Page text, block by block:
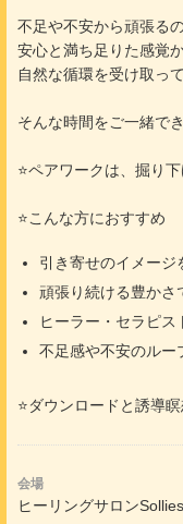
不足や不安から頑張る
安心と満ち足りた感覚か
自然な循環を受け取っ
そんな時間をご一緒で
⭐️ペアワークは、掘り
⭐️こんな方におすすめ
引き寄せのイメージ
頑張り続ける豊かさ
ヒーラー・セラピ
不足感や不安のルー
⭐️ダウンロードと誘導瞑
会場
ヒーリングサロンSollies